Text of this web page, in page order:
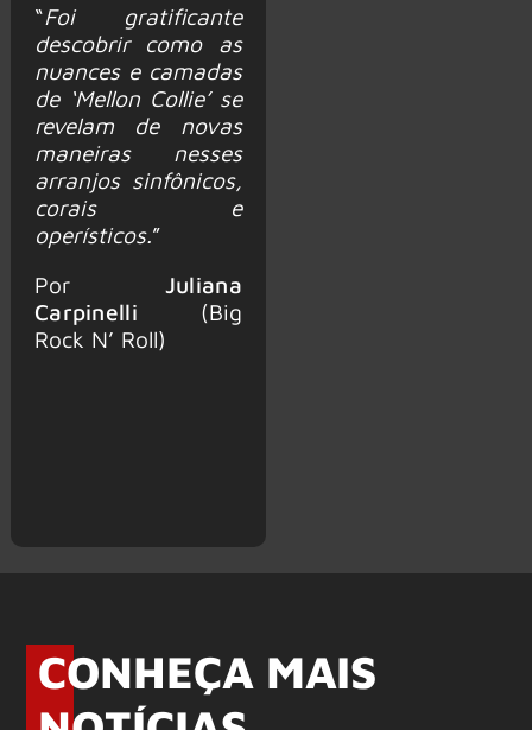
“Foi gratificante
descobrir como as
nuances e camadas
de ‘Mellon Collie’ se
revelam de novas
maneiras nesses
arranjos sinfônicos,
corais e
operísticos.”
Por Juliana
Carpinelli (Big
Rock N’ Roll)
CONHEÇA MAIS